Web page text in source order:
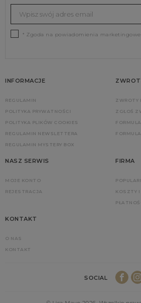
* Zgoda na powiadomienia marketingowe
INFORMACJE
REGULAMIN
POLITYKA PRYWATNOŚCI
POLITYKA PLIKÓW COOKIES
REGULAMIN NEWSLETTERA
REGULAMIN MYSTERY BOX
ZWROTY
ZGŁOŚ
NASZ SERWIS
MOJE KONTO
REJESTRACJA
FIRMA
KOSZTY
KONTAKT
O NAS
KONTAKT
SOCIAL